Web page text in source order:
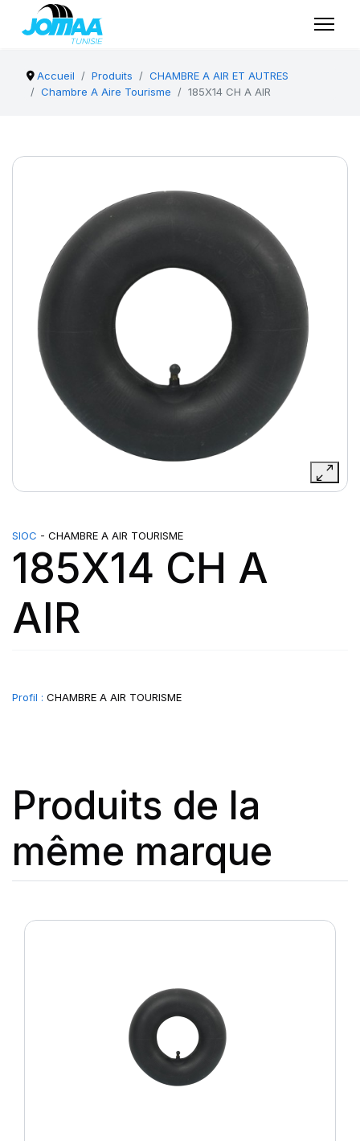
Accueil Produits
CHAMBRE A AIR ET AUTRES
Chambre A Aire Tourisme
185X14 CH A AIR
SIOC - CHAMBRE A AIR TOURISME
185X14 CH A
AIR
Profil : CHAMBRE A AIR TOURISME
Produits de la
même marque